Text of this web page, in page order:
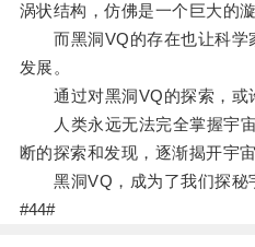
涡状结构，仿佛是一个巨大的
而黑洞VQ的存在也让科学
发展。
通过对黑洞VQ的探索，或
人类永远无法完全掌握宇宙
断的探索和发现，逐渐揭开宇
黑洞VQ，成为了我们探秘
#44#